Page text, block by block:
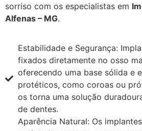
sorriso com os especialistas em
Alfenas – MG.
Estabilidade e Segurança:
fixados diretamente no osso
oferecendo uma base sólida e
protéticos, como coroas ou
os torna uma solução
de dentes.
Aparência Natural: Os